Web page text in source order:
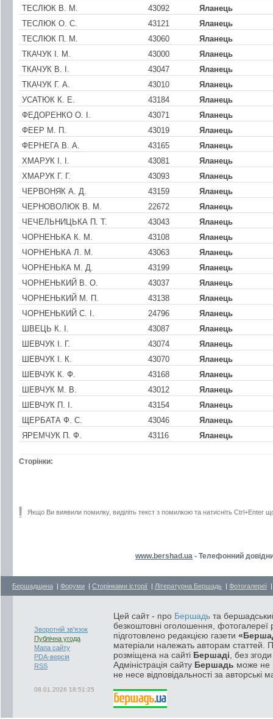
ТЕСЛЮК В. М.
43092
Яланець
ТЕСЛЮК О. С.
43121
Яланець
ТЕСЛЮК П. М.
43060
Яланець
ТКАЧУК І. М.
43000
Яланець
ТКАЧУК В. I.
43047
Яланець
ТКАЧУК Г. А.
43010
Яланець
УСАТЮК К. Е.
43184
Яланець
ФЕДОРЕНКО О. І.
43071
Яланець
ФЕЕР М. П.
43019
Яланець
ФЕРНЕГА В. А.
43165
Яланець
ХМАРУК І. І.
43081
Яланець
ХМАРУК Г. Г.
43093
Яланець
ЧЕРВОНЯК А. Д.
43159
Яланець
ЧЕРНОВОЛЮК В. М.
22672
Яланець
ЧЕЧЕЛЬНИЦЬКА П. Т.
43043
Яланець
ЧОРНЕНЬКА К. М.
43108
Яланець
ЧОРНЕНЬКА Л. М.
43063
Яланець
ЧОРНЕНЬКА М. Д.
43199
Яланець
ЧОРНЕНЬКИЙ В. О.
43037
Яланець
ЧОРНЕНЬКИЙ М. П.
43138
Яланець
ЧОРНЕНЬКИЙ С. I.
24796
Яланець
ШВЕЦЬ К. І.
43087
Яланець
ШЕВЧУК І. Г.
43074
Яланець
ШЕВЧУК І. К.
43070
Яланець
ШЕВЧУК К. Ф.
43168
Яланець
ШЕВЧУК М. В.
43012
Яланець
ШЕВЧУК П. І.
43154
Яланець
ЩЕРБАТА Ф. С.
43046
Яланець
ЯРЕМЧУК П. Ф.
43116 Яланець
Сторінки:
Якщо Ви виявили помилку, виділіть текст з помилкою та натисніть Ctrl+Enter
www.bershad.ua - Телефонний
Бершадщина | Форуми | Сторінками історії | Літературна Бершадь | Фотогалереї
Зворотній зв'язок
Публічна угода
Мапа сайту
PDA-версія
RSS
08.01.2026 18:51:25
Цей сайт - про Бершадь та
безкоштовні оголошення, фотогалереї
підготовлено редакцією газети
матеріали належать авторам статтей.
розміщена на сайті Бершаді , без
Адміністрація сайту Бершадь може не
не несе відповідальності за авторські